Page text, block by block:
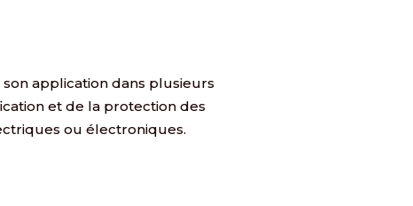
application dans plusieurs
et de la protection des
ou électroniques.